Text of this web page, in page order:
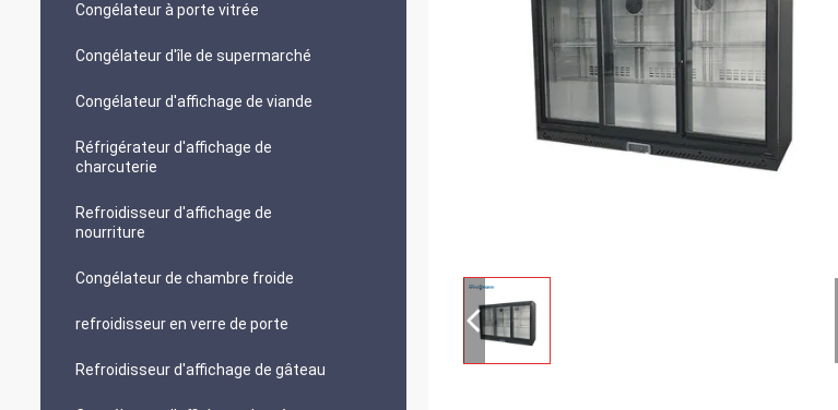
Congélateur à porte vitrée
Congélateur d'île de supermarché
Congélateur d'affichage de viande
Réfrigérateur d'affichage de
charcuterie
Refroidisseur d'affichage de
nourriture
Congélateur de chambre froide
refroidisseur en verre de porte
Refroidisseur d'affichage de gâteau